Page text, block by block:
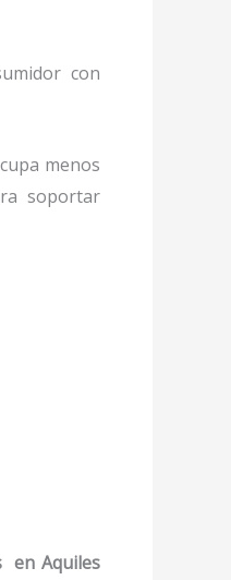
con
menos
soportar
en Aquiles